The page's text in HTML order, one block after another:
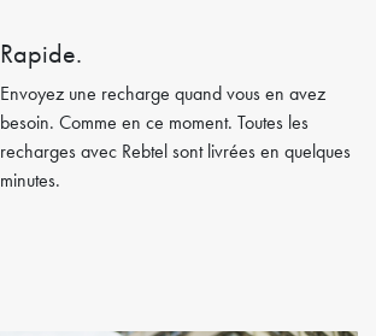
Rapide.
Envoyez une recharge quand vous en avez
besoin. Comme en ce moment. Toutes les
recharges avec Rebtel sont livrées en quelques
minutes.